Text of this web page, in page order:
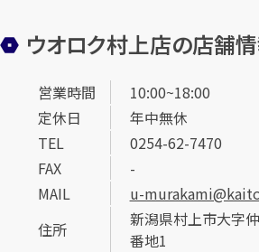
ウオロク村上店の店舗
営業時間
10:00~18:00
定休日
年中無休
TEL
0254-62-7470
FAX
-
MAIL
u-
住所
新潟県村上市大字
番地1